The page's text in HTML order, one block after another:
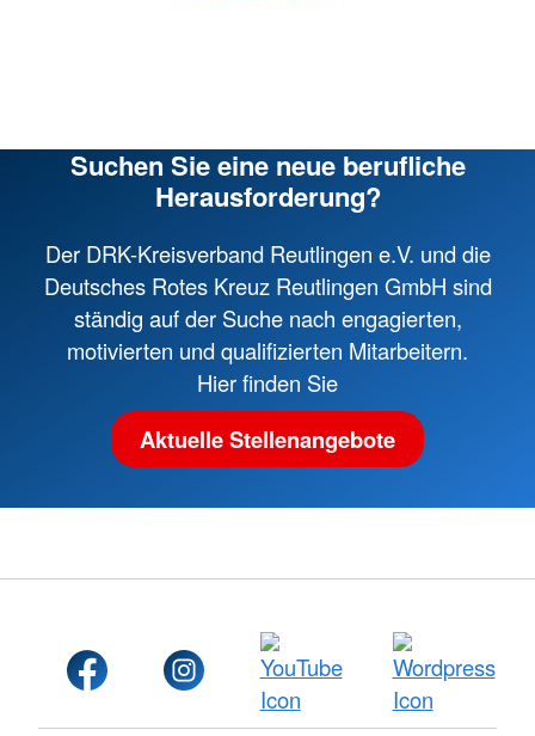
Suchen Sie eine neue berufliche
Herausforderung?
Der DRK-Kreisverband Reutlingen e.V. und die
Deutsches Rotes Kreuz Reutlingen GmbH sind
ständig auf der Suche nach engagierten,
motivierten und qualifizierten Mitarbeitern.
Hier finden Sie
Aktuelle Stellenangebote